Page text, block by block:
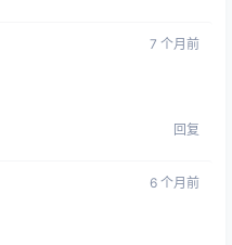
7 个月前
回复
6 个月前